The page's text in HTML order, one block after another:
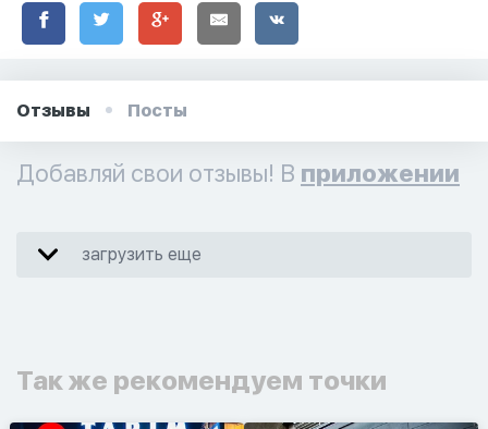
Отзывы Посты
Добавляй свои отзывы! В приложении
загрузить еще
Так же рекомендуем точки